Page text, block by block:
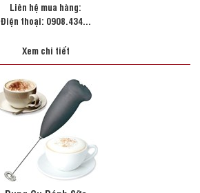
Liên hệ mua hàng:
Điện thoại: 0908.434...
Xem chi tiết